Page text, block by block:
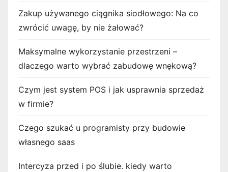
Zakup używanego ciągnika siodłowego: Na co
zwrócić uwagę, by nie żałować?
Maksymalne wykorzystanie przestrzeni –
dlaczego warto wybrać zabudowę wnękową?
Czym jest system POS i jak usprawnia sprzedaż
w firmie?
Czego szukać u programisty przy budowie
własnego saas
Intercyza przed i po ślubie. kiedy warto